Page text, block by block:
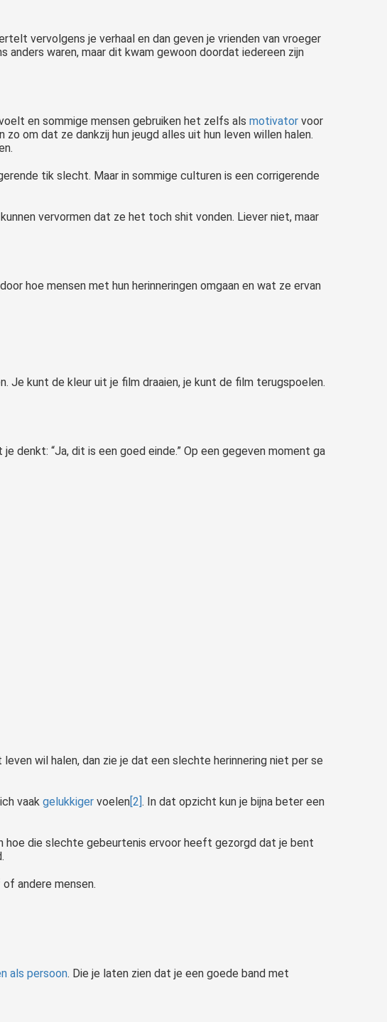
vervolgens je verhaal en dan geven je vrienden van vroeger
anders waren, maar dit kwam gewoon doordat iedereen zijn
en sommige mensen gebruiken het zelfs als motivator voor
om dat ze dankzij hun jeugd alles uit hun leven willen halen.
tik slecht. Maar in sommige culturen is een corrigerende
vervormen dat ze het toch shit vonden. Liever niet, maar
hoe mensen met hun herinneringen omgaan en wat ze ervan
Je kunt de kleur uit je film draaien, je kunt de film terugspoelen.
denkt: “Ja, dit is een goed einde.” Op een gegeven moment ga
wil halen, dan zie je dat een slechte herinnering niet per se
vaak gelukkiger voelen[2]. In dat opzicht kun je bijna beter een
hoe die slechte gebeurtenis ervoor heeft gezorgd dat je bent
andere mensen.
als persoon. Die je laten zien dat je een goede band met